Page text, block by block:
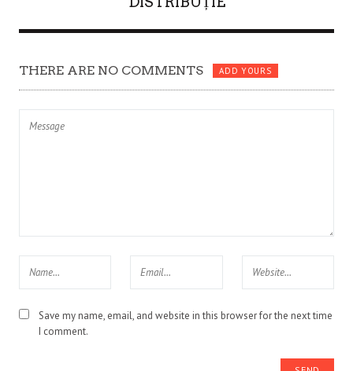
THERE ARE NO COMMENTS ADD YOURS
Save my name, email, and website in this browser for the next time
I comment.